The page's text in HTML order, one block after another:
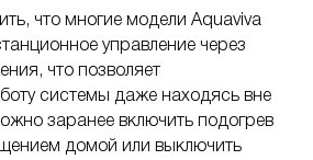
что многие модели Aquaviva
управление через
что позволяет
системы даже находясь вне
заранее включить подогрев
домой или выключить